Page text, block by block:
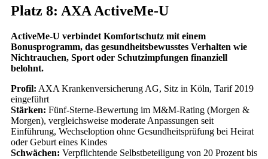
Platz 8: AXA ActiveMe-U
ActiveMe-U verbindet Komfortschutz mit einem
Bonusprogramm, das gesundheitsbewusstes Verhalten wie
Nichtrauchen, Sport oder Schutzimpfungen finanziell
belohnt.
Profil: AXA Krankenversicherung AG, Sitz in Köln, Tarif 2019
eingeführt
Stärken: Fünf-Sterne-Bewertung im M&M-Rating (Morgen &
Morgen), vergleichsweise moderate Anpassungen seit
Einführung, Wechseloption ohne Gesundheitsprüfung bei Heirat
oder Geburt eines Kindes
Schwächen: Verpflichtende Selbstbeteiligung von 20 Prozent bis